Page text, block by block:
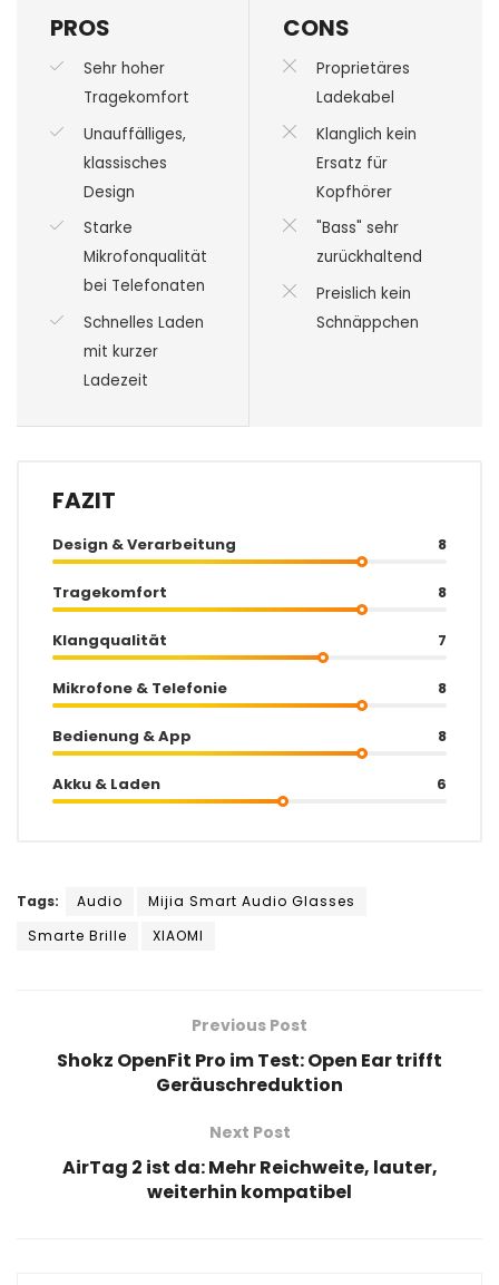
PROS
Sehr hoher
Tragekomfort
Unauffälliges,
klassisches
Design
Starke
Mikrofonqualität
bei Telefonaten
Schnelles Laden
mit kurzer
Ladezeit
CONS
Proprietäres
Ladekabel
Klanglich kein
Ersatz für
Kopfhörer
"Bass" sehr
zurückhaltend
Preislich kein
Schnäppchen
FAZIT
Design & Verarbeitung 8
Tragekomfort 8
Klangqualität 7
Mikrofone & Telefonie 8
Bedienung & App 8
Akku & Laden 6
Tags: Audio
Mijia Smart Audio Glasses
Smarte Brille
XIAOMI
Previous Post
Shokz OpenFit Pro im Test: Open Ear trifft
Geräuschreduktion
Next Post
AirTag 2 ist da: Mehr Reichweite, lauter,
weiterhin kompatibel